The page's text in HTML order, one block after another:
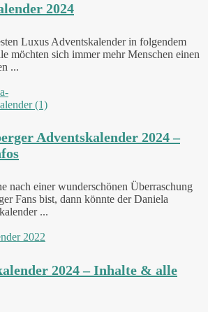
2024
Luxus Adventskalender in folgendem
möchten sich immer mehr Menschen einen
...
Adventskalender 2024 –
nach einer wunderschönen Überraschung
Fans bist, dann könnte der Daniela
...
2024 – Inhalte & alle